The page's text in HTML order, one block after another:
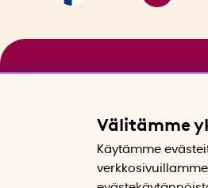
Välitämme
Käytämme